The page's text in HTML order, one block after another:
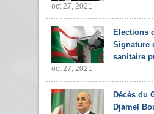
oct 27, 2021 |
Elections
Signature
sanitaire
oct 27, 2021 |
Décès du
Djamel